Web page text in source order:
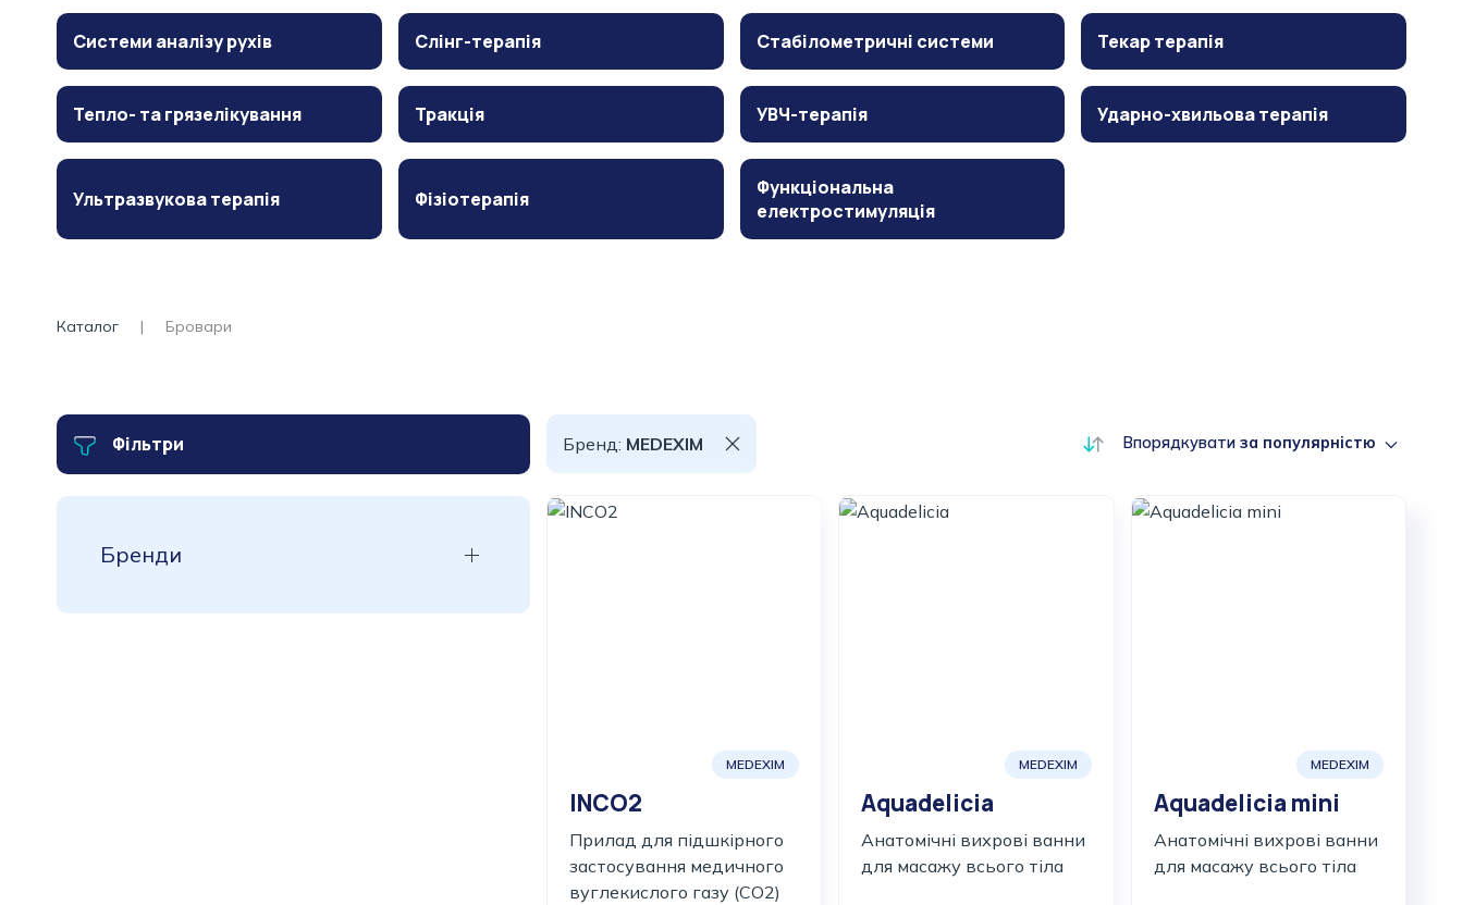
Системи аналізу рухів Слінг-терапія Стабілометричні системи Текар терапія
Тепло- та грязелікування Тракція УВЧ-терапія Ударно-хвильова терапія
Ультразвукова терапія Фізіотерапія
Функціональна
електростимуляція
Каталог Бровари
Фільтри
Бренди
Бренд: MEDEXIM Впорядкувати за популярністю
MEDEXIM
INCO2
Прилад для підшкірного
застосування медичного
вуглекислого газу (CO2)
MEDEXIM
Aquadelicia
Анатомічні вихрові ванни
для масажу всього тіла
MEDEXIM
Aquadelicia mini
Анатомічні вихрові ванни
для масажу всього тіла